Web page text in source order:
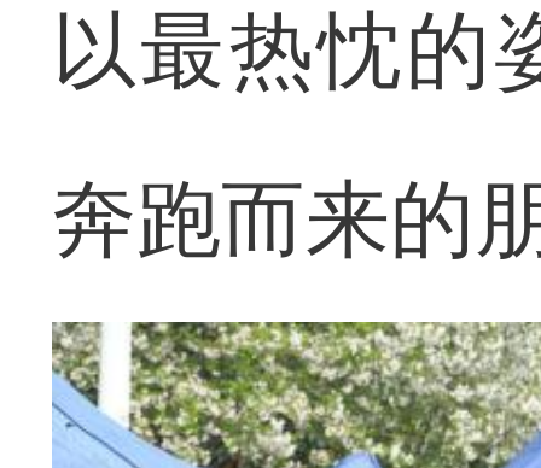
以最热忱的
奔跑而来的